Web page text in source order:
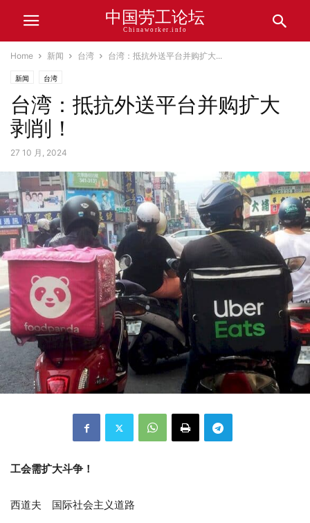
中国劳工论坛
Chinaworker.info
Home 新闻 台湾 台湾：抵抗外送平台并购扩大...
新闻 台湾
台湾：抵抗外送平台并购扩大
剥削！
27 10 月, 2024
工会需扩大斗争！
西道夫 国际社会主义道路